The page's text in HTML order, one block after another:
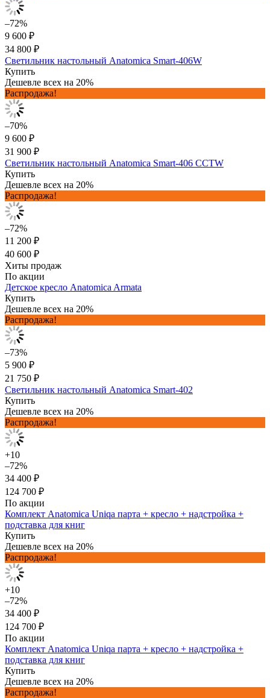
–72%
9 600 ₽
34 800 ₽
Светильник настольный Anatomica Smart-406W
Купить
Дешевле всех на 20%
Распродажа!
–70%
9 600 ₽
31 900 ₽
Светильник настольный Anatomica Smart-406 CCTW
Купить
Дешевле всех на 20%
Распродажа!
–72%
11 200 ₽
40 600 ₽
Хиты продаж
По акции
Детское кресло Anatomica Armata
Купить
Дешевле всех на 20%
Распродажа!
–73%
5 900 ₽
21 750 ₽
Светильник настольный Anatomica Smart-402
Купить
Дешевле всех на 20%
Распродажа!
+10
–72%
34 400 ₽
124 700 ₽
По акции
Комплект Anatomica Uniqa парта + кресло + надстройка +
подставка для книг
Купить
Дешевле всех на 20%
Распродажа!
+10
–72%
34 400 ₽
124 700 ₽
По акции
Комплект Anatomica Uniqa парта + кресло + надстройка +
подставка для книг
Купить
Дешевле всех на 20%
Распродажа!